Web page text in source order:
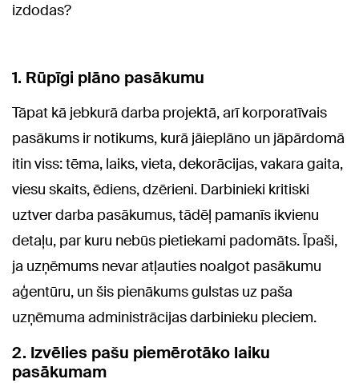
izdodas?
1. Rūpīgi plāno pasākumu
Tāpat kā jebkurā darba projektā, arī korporatīvais
pasākums ir notikums, kurā jāieplāno un jāpārdomā
itin viss: tēma, laiks, vieta, dekorācijas, vakara gaita,
viesu skaits, ēdiens, dzērieni. Darbinieki kritiski
uztver darba pasākumus, tādēļ pamanīs ikvienu
detaļu, par kuru nebūs pietiekami padomāts. Īpaši,
ja uzņēmums nevar atļauties noalgot pasākumu
aģentūru, un šis pienākums gulstas uz paša
uzņēmuma administrācijas darbinieku pleciem.
2. Izvēlies pašu piemērotāko laiku
pasākumam